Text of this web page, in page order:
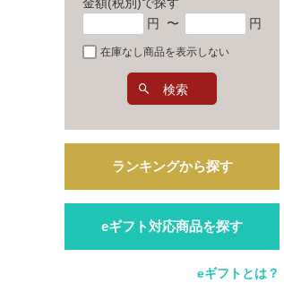
円
〜 円
在庫なし商品を表示しない
検索
ランキングから探す
eギフト対応商品を探す
eギフトとは？